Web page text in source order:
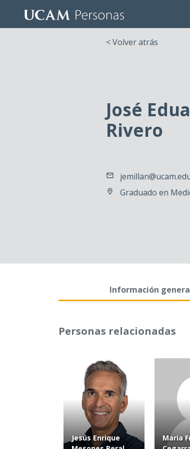
< Volver atrás
José
Rivero
Graduado en
Información
Personas relacionadas
Jesús Enrique
Maria